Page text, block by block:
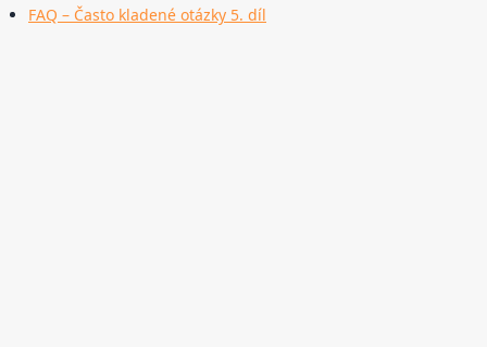
FAQ – Často kladené otázky 5. díl